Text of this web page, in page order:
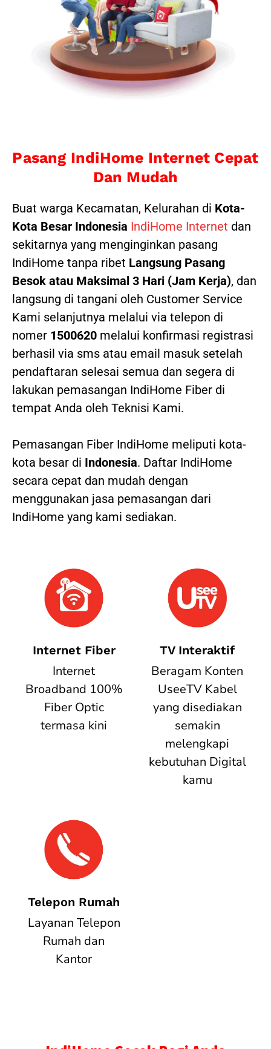
Pasang IndiHome Internet Cepat
Dan Mudah
Buat warga Kecamatan, Kelurahan di Kota-
Kota Besar Indonesia IndiHome Internet dan
sekitarnya yang menginginkan pasang
IndiHome tanpa ribet Langsung Pasang
Besok atau Maksimal 3 Hari (Jam Kerja), dan
langsung di tangani oleh Customer Service
Kami selanjutnya melalui via telepon di
nomer 1500620 melalui konfirmasi registrasi
berhasil via sms atau email masuk setelah
pendaftaran selesai semua dan segera di
lakukan pemasangan IndiHome Fiber di
tempat Anda oleh Teknisi Kami.
Pemasangan Fiber IndiHome meliputi kota-
kota besar di Indonesia. Daftar IndiHome
secara cepat dan mudah dengan
menggunakan jasa pemasangan dari
IndiHome yang kami sediakan.
Internet Fiber
Internet
Broadband 100%
Fiber Optic
termasa kini
TV Interaktif
Beragam Konten
UseeTV Kabel
yang disediakan
semakin
melengkapi
kebutuhan Digital
kamu
Telepon Rumah
Layanan Telepon
Rumah dan
Kantor